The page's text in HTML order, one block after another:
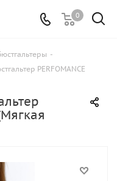
0
-
PERFOMANCE